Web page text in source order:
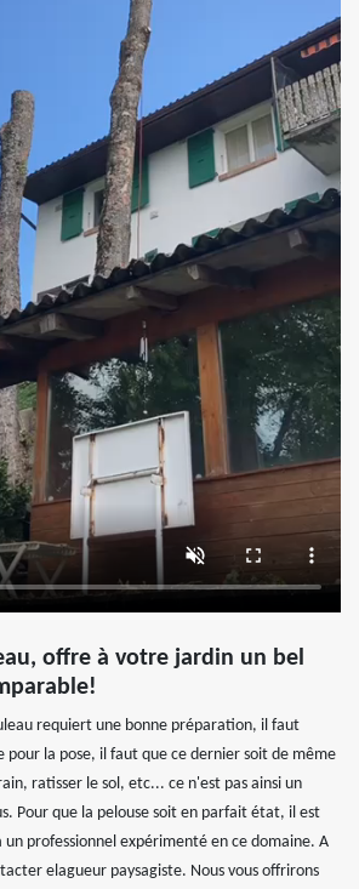
offre à votre jardin un bel
requiert une bonne préparation, il faut
pour la pose, il faut que ce dernier soit de même
ratisser le sol, etc... ce n'est pas ainsi un
Pour que la pelouse soit en parfait état, il est
un professionnel expérimenté en ce domaine. A
elagueur paysagiste. Nous vous offrirons